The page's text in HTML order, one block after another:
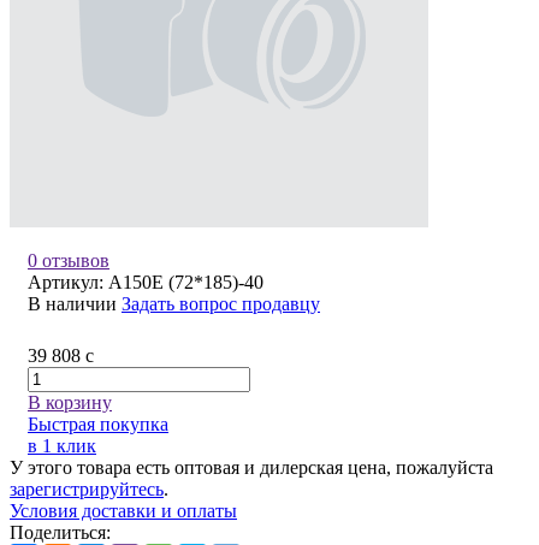
0 отзывов
Артикул: А150Е (72*185)-40
В наличии Задать вопрос продавцу
39 808 c
В корзину
Быстрая покупка
в 1 клик
У этого товара есть оптовая и дилерская цена, пожалуйста
зарегистрируйтесь.
Условия доставки и оплаты
Поделиться: